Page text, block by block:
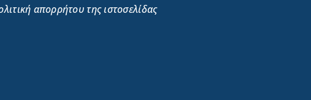
απορρήτου της ιστοσελίδας